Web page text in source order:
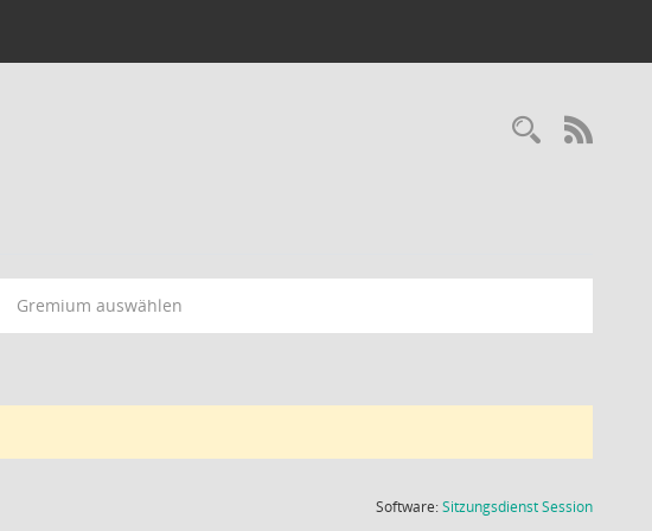
Gremium auswählen
Software:SitzungsdienstSession(Wird in